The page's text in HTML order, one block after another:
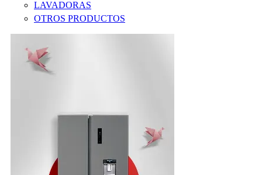
LAVADORAS
OTROS PRODUCTOS